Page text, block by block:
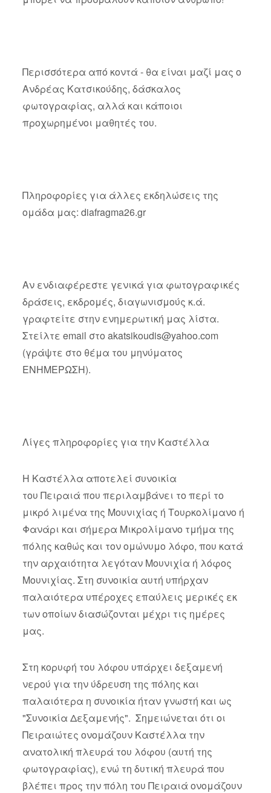
Περισσότερα από κοντά - θα είναι μαζί μας ο
Ανδρέας Κατσικούδης, δάσκαλος
φωτογραφίας, αλλά και κάποιοι
προχωρημένοι μαθητές του.
Πληροφορίες για άλλες εκδηλώσεις της
ομάδα μας: diafragma26.gr
Αν ενδιαφέρεστε γενικά για φωτογραφικές
δράσεις, εκδρομές, διαγωνισμούς κ.ά.
γραφτείτε στην ενημερωτική μας λίστα.
Στείλτε email στο akatsikoudis@yahoo.com
(γράψτε στο θέμα του μηνύματος
ΕΝΗΜΕΡΩΣΗ).
Λίγες πληροφορίες για την Καστέλλα
Η Καστέλλα αποτελεί συνοικία
του Πειραιά που περιλαμβάνει το περί το
μικρό λιμένα της Μουνιχίας ή Τουρκολίμανο ή
Φανάρι και σήμερα Μικρολίμανο τμήμα της
πόλης καθώς και τον ομώνυμο λόφο, που κατά
την αρχαιότητα λεγόταν Μουνιχία ή λόφος
Μουνιχίας. Στη συνοικία αυτή υπήρχαν
παλαιότερα υπέροχες επαύλεις μερικές εκ
των οποίων διασώζονται μέχρι τις ημέρες
μας.
Στη κορυφή του λόφου υπάρχει δεξαμενή
νερού για την ύδρευση της πόλης και
παλαιότερα η συνοικία ήταν γνωστή και ως
"Συνοικία Δεξαμενής". Σημειώνεται ότι οι
Πειραιώτες ονομάζουν Καστέλλα την
ανατολική πλευρά του λόφου (αυτή της
φωτογραφίας), ενώ τη δυτική πλευρά που
βλέπει προς την πόλη του Πειραιά ονομάζουν